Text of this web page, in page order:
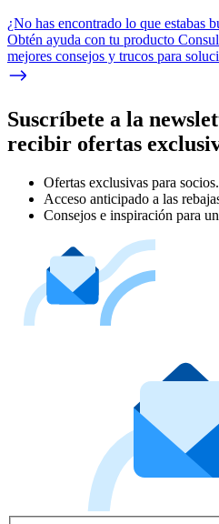
¿No has encontrado lo que estabas
Obtén ayuda con tu producto
mejores consejos y trucos para
Suscríbete a la
recibir ofertas
Ofertas exclusivas para socios.
Acceso anticipado a las
Consejos e inspiración para